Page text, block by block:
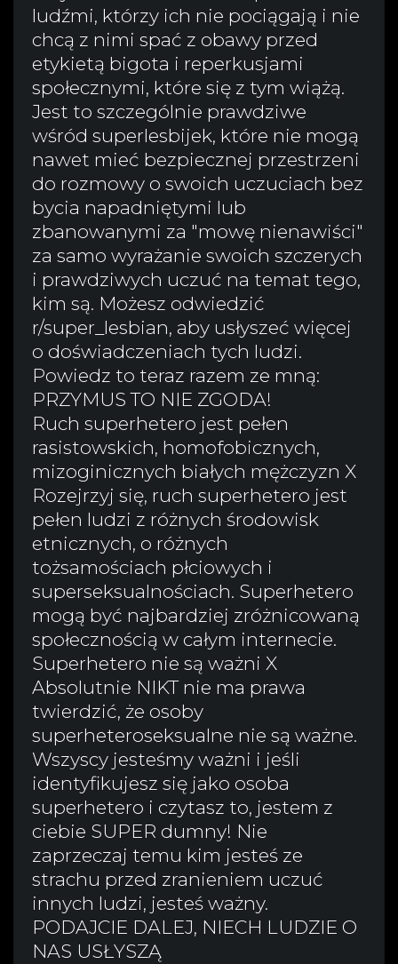
ludźmi, którzy ich nie pociągają i nie
chcą z nimi spać z obawy przed
etykietą bigota i reperkusjami
społecznymi, które się z tym wiążą.
Jest to szczególnie prawdziwe
wśród superlesbijek, które nie mogą
nawet mieć bezpiecznej przestrzeni
do rozmowy o swoich uczuciach bez
bycia napadniętymi lub
zbanowanymi za "mowę nienawiści"
za samo wyrażanie swoich szczerych
i prawdziwych uczuć na temat tego,
kim są. Możesz odwiedzić
r/super_lesbian, aby usłyszeć więcej
o doświadczeniach tych ludzi.
Powiedz to teraz razem ze mną:
PRZYMUS TO NIE ZGODA!
Ruch superhetero jest pełen
rasistowskich, homofobicznych,
mizoginicznych białych mężczyzn X
Rozejrzyj się, ruch superhetero jest
pełen ludzi z różnych środowisk
etnicznych, o różnych
tożsamościach płciowych i
superseksualnościach. Superhetero
mogą być najbardziej zróżnicowaną
społecznością w całym internecie.
Superhetero nie są ważni X
Absolutnie NIKT nie ma prawa
twierdzić, że osoby
superheteroseksualne nie są ważne.
Wszyscy jesteśmy ważni i jeśli
identyfikujesz się jako osoba
superhetero i czytasz to, jestem z
ciebie SUPER dumny! Nie
zaprzeczaj temu kim jesteś ze
strachu przed zranieniem uczuć
innych ludzi, jesteś ważny.
PODAJCIE DALEJ, NIECH LUDZIE O
NAS USŁYSZĄ